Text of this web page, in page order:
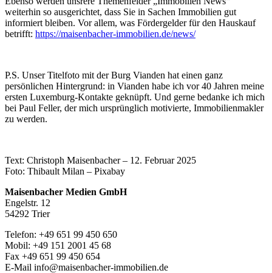
weiterhin so ausgerichtet, dass Sie in Sachen Immobilien gut
informiert bleiben. Vor allem, was Fördergelder für den Hauskauf
betrifft: https://maisenbacher-immobilien.de/news/
P.S. Unser Titelfoto mit der Burg Vianden hat einen ganz
persönlichen Hintergrund: in Vianden habe ich vor 40 Jahren meine
ersten Luxemburg-Kontakte geknüpft. Und gerne bedanke ich mich
bei Paul Feller, der mich ursprünglich motivierte, Immobilienmakler
zu werden.
Text: Christoph Maisenbacher – 12. Februar 2025
Foto: Thibault Milan – Pixabay
Maisenbacher Medien GmbH
Engelstr. 12
54292 Trier
Telefon: +49 651 99 450 650
Mobil: +49 151 2001 45 68
Fax +49 651 99 450 654
E-Mail info@maisenbacher-immobilien.de